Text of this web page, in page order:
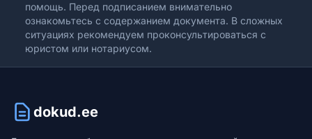
помощь. Перед подписанием внимательно
ознакомьтесь с содержанием документа. В сложных
ситуациях рекомендуем проконсультироваться с
юристом или нотариусом.
dokud.ee